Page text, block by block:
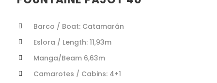
Barco / Boat: Catamarán
Eslora / Length: 11,93m
Manga/Beam 6,63m
Camarotes / Cabins: 4+1